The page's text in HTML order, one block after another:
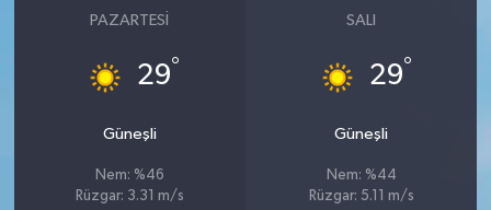
PAZARTESI
29°
Güneşli
Nem: %46
Rüzgar: 3.31 m/s
SALI
29°
Güneşli
Nem: %44
Rüzgar: 5.11 m/s